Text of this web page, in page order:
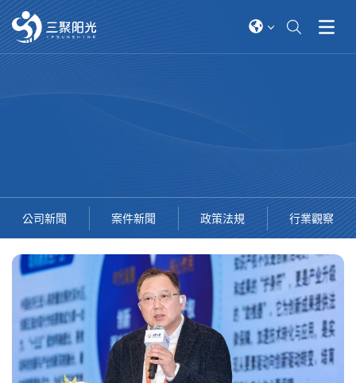
公司新聞 案件新聞 政策法規 行業觀察
2026-06-01
2026-04-14